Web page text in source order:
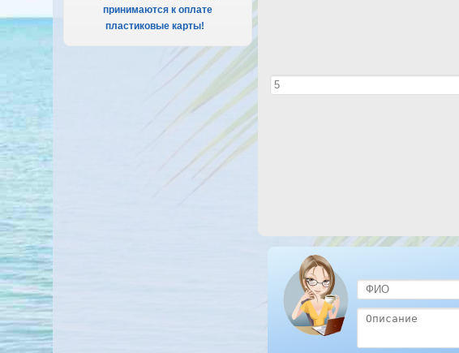
принимаются к оплате
пластиковые карты!